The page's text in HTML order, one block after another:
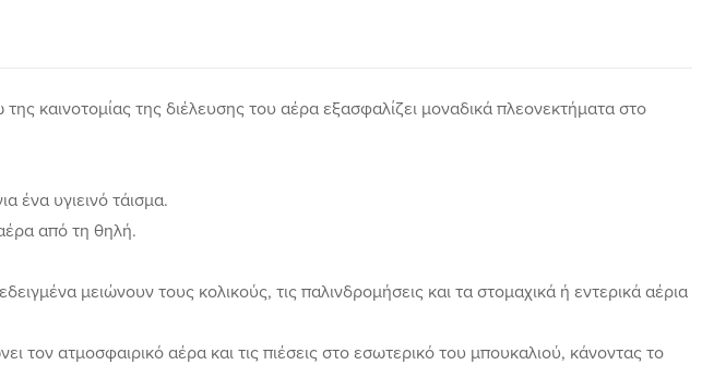
καινοτομίας της διέλευσης του αέρα εξασφαλίζει μοναδικά πλεονεκτήματα στο
ένα υγιεινό τάισμα.
από τη θηλή.
μειώνουν τους κολικούς, τις παλινδρομήσεις και τα στομαχικά ή εντερικά αέρια
ατμοσφαιρικό αέρα και τις πιέσεις στο εσωτερικό του μπουκαλιού, κάνοντας το